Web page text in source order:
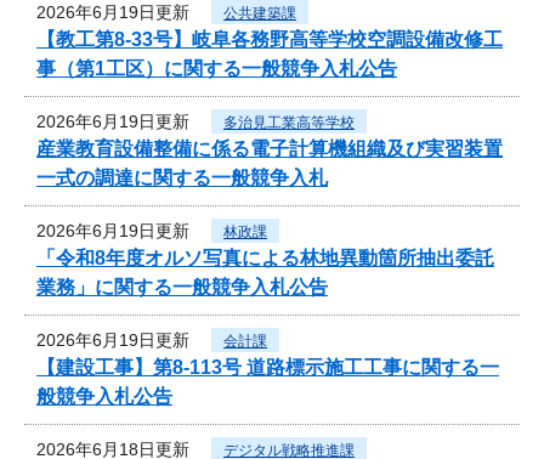
2026年6月19日更新 公共建築課
【教工第8-33号】岐阜各務野高等学校空調設備改修工
事（第1工区）に関する一般競争入札公告
2026年6月19日更新 多治見工業高等学校
産業教育設備整備に係る電子計算機組織及び実習装置
一式の調達に関する一般競争入札
2026年6月19日更新 林政課
「令和8年度オルソ写真による林地異動箇所抽出委託
業務」に関する一般競争入札公告
2026年6月19日更新 会計課
【建設工事】第8-113号 道路標示施工工事に関する一
般競争入札公告
2026年6月18日更新 デジタル戦略推進課